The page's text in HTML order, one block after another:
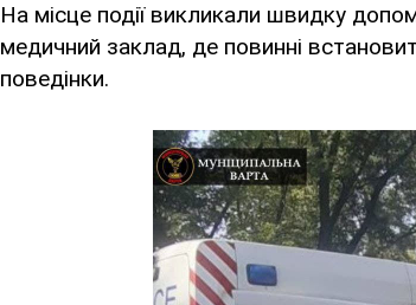
На місце події викликали швидку
медичний заклад, де повинні
поведінки.